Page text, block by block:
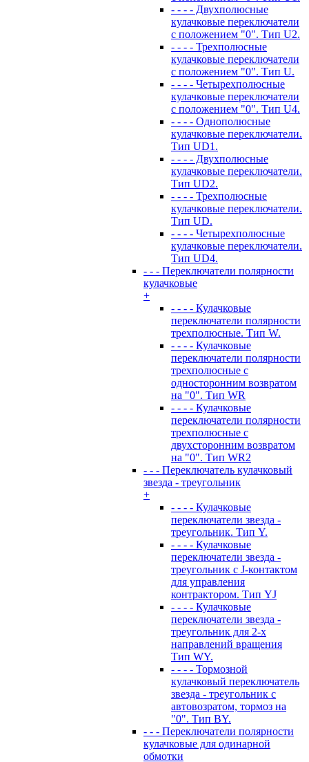
- - - - Двухполюсные
кулачковые переключатели
с положением "0". Тип U2.
- - - - Трехполюсные
кулачковые переключатели
с положением "0". Тип U.
- - - - Четырехполюсные
кулачковые переключатели
с положением "0". Тип U4.
- - - - Однополюсные
кулачковые переключатели.
Тип UD1.
- - - - Двухполюсные
кулачковые переключатели.
Тип UD2.
- - - - Трехполюсные
кулачковые переключатели.
Тип UD.
- - - - Четырехполюсные
кулачковые переключатели.
Тип UD4.
- - - Переключатели полярности
кулачковые
+
- - - - Кулачковые
переключатели полярности
трехполюсные. Тип W.
- - - - Кулачковые
переключатели полярности
трехполюсные с
односторонним возвратом
на "0". Тип WR
- - - - Кулачковые
переключатели полярности
трехполюсные с
двухсторонним возвратом
на "0". Тип WR2
- - - Переключатель кулачковый
звезда - треугольник
+
- - - - Кулачковые
переключатели звезда -
треугольник. Тип Y.
- - - - Кулачковые
переключатели звезда -
треугольник с J-контактом
для управления
контрактором. Тип YJ
- - - - Кулачковые
переключатели звезда -
треугольник для 2-х
направлений вращения
Тип WY.
- - - - Тормозной
кулачковый переключатель
звезда - треугольник с
автовозратом, тормоз на
"0". Тип BY.
- - - Переключатели полярности
кулачковые для одинарной
обмотки